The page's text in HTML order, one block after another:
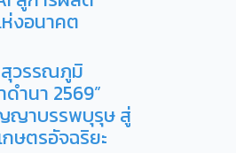
งอนาคต
วรรณภูมิ
ำนา 2569”
ญาบรรพบุรุษ สู่
ษตรอัจฉริยะ